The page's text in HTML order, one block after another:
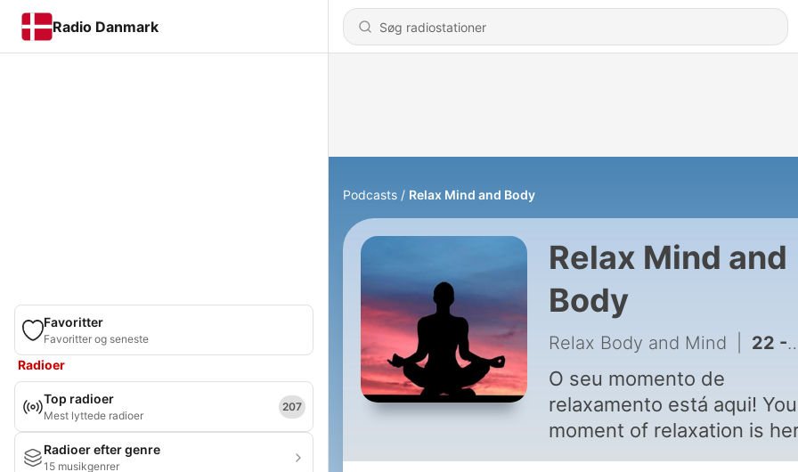
Radio Danmark
Favoritter
Favoritter og seneste
Radioer
Top radioer
Mest lyttede radioer
207
Radioer efter genre
15 musikgenrer
Podcasts Relax Mind and Body
Relax Mind and
Body
Relax Body and Mind 22 - Frequência 432 Hz Atraia abundância de dinheiro, prosperidade, sorte e riqueza | Frequency 432 Hz Attract Abundance of Money Prosperity Luck & Wealth
O seu momento de
relaxamento está aqui!
moment of relaxation is